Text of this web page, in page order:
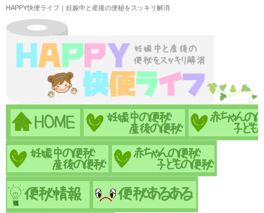
HAPPY快便ライフ｜妊娠中と産後の便秘をスッキリ解消